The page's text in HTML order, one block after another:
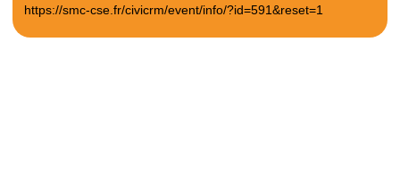
https://smc-cse.fr/civicrm/event/info/?id=591&reset=1